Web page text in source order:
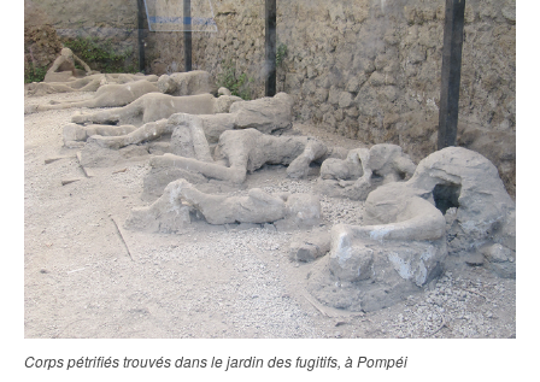
Corps pétrifiés trouvés dans le jardin des fugitifs, à Pompéi